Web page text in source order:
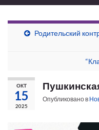
Родительский
ОКТ
15
2025
Опубликовано в